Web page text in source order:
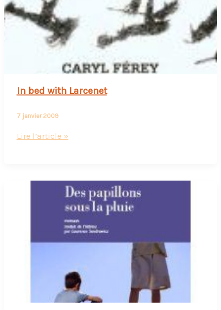
télévision
et
reprendre
In bed with Larcenet
7 janvier 2009
In
Lire l’article »